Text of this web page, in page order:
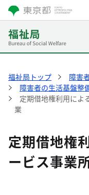
福祉局トップ 障害
障害者の生活基盤整
定期借地権利用によ
業
定期借地権
ービス事業